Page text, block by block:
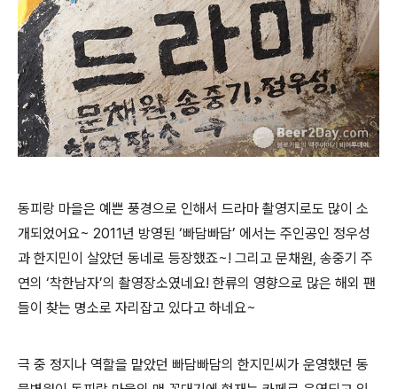
동피랑 마을은 예쁜 풍경으로 인해서 드라마 촬영지로도 많이 소
개되었어요~ 2011년 방영된 ‘빠담빠담’ 에서는 주인공인 정우성
과 한지민이 살았던 동네로 등장했죠~! 그리고 문채원, 송중기 주
연의 ‘착한남자’의 촬영장소였네요! 한류의 영향으로 많은 해외 팬
들이 찾는 명소로 자리잡고 있다고 하네요~
극 중 정지나 역할을 맡았던 빠담빠담의 한지민씨가 운영했던 동